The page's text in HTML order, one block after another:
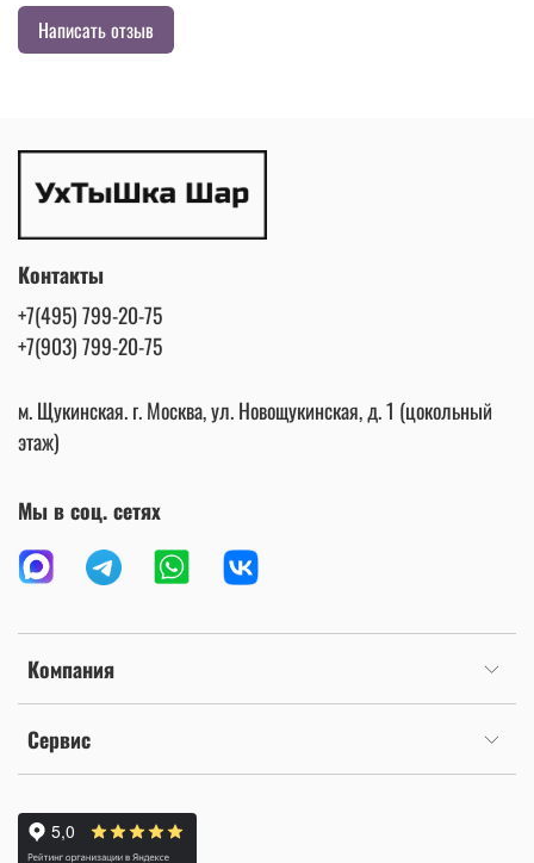
Написать отзыв
Компания
Сервис
Контакты
+7(495) 799-20-75
+7(903) 799-20-75
м. Щукинская. г. Москва, ул. Новощукинская, д. 1 (цокольный
этаж)
Мы в соц. сетях